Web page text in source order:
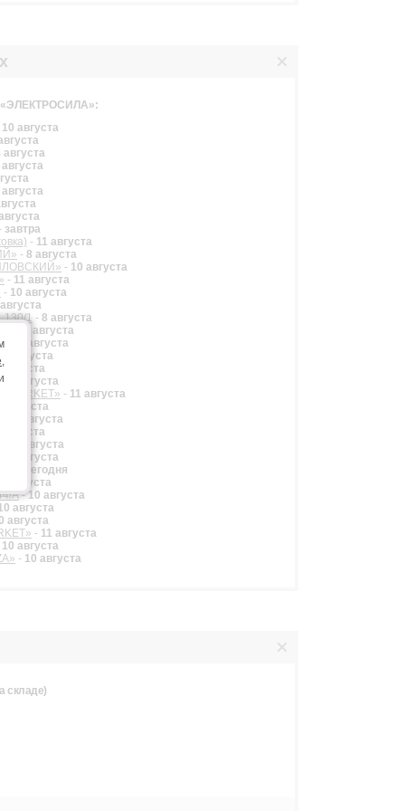
«ЭЛЕКТРОСИЛА»:
10 августа
августа
августа
- завтра
- 11 августа
- 8 августа
- 10 августа
- 11 августа
- 10 августа
130/1 - 8 августа
11 августа
-
11 августа
августа
августа
11 августа
MARKET» - 11 августа
августа
11 августа
августа
11 августа
11 августа
сегодня
11 августа
А-10 августа
августа
августа
- 11 августа
10 августа
- 10 августа
складе)